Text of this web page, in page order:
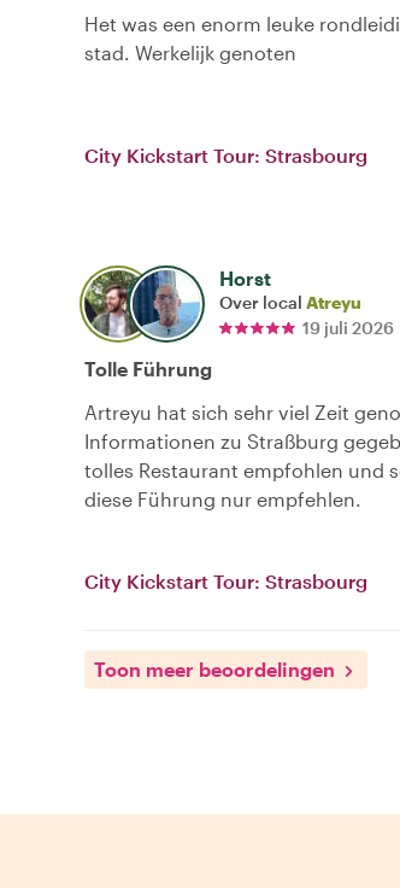
Het was een enorm leuke
stad. Werkelijk genoten
City Kickstart Tour: Strasbourg
Horst
Over local Atreyu
19 juli 2026
Tolle Führung
Artreyu hat sich sehr viel Zeit
Informationen zu Straßburg
tolles Restaurant empfohlen und
diese Führung nur empfehlen.
City Kickstart Tour: Strasbourg
Toon meer beoordelingen